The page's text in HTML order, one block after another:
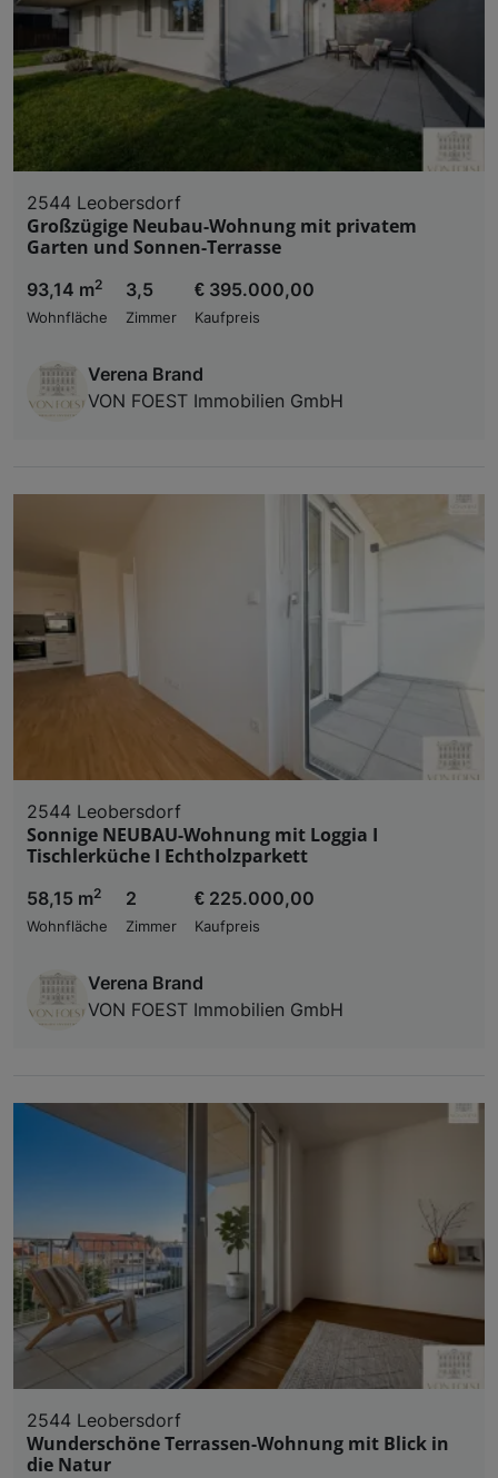
2544 Leobersdorf
Großzügige Neubau-Wohnung mit privatem
Garten und Sonnen-Terrasse
93,14 m2
Wohnfläche
3,5
Zimmer
€ 395.000,00
Kaufpreis
Verena Brand
VON FOEST Immobilien GmbH
2544 Leobersdorf
Sonnige NEUBAU-Wohnung mit Loggia I
Tischlerküche I Echtholzparkett
58,15 m2
Wohnfläche
2
Zimmer
€ 225.000,00
Kaufpreis
Verena Brand
VON FOEST Immobilien GmbH
2544 Leobersdorf
Wunderschöne Terrassen-Wohnung mit Blick in
die Natur